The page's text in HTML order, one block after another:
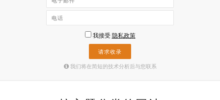
我接受 隐私政策
请求收录
我们将在简短的技术分析后与您联系